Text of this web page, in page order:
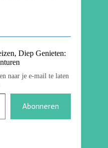
Diep Genieten:
naar je e-mail te laten
Abonneren